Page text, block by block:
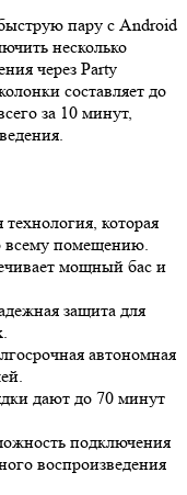
пару с Android
несколько
через Party
составляет до
за 10 минут,
которая
всему помещению.
мощный бас и
защита для
автономная
дают до 70 минут
подключения
воспроизведения